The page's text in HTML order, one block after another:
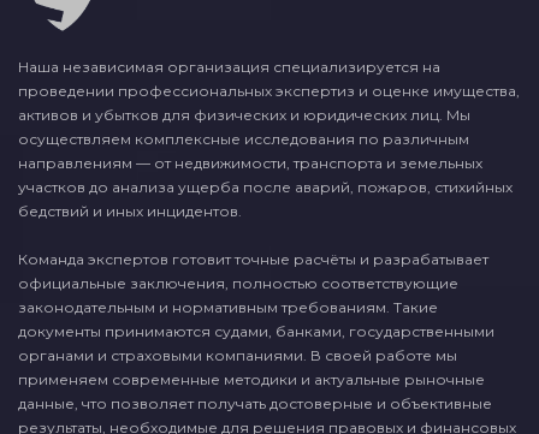
Наша независимая организация специализируется на
проведении профессиональных экспертиз и оценке имущества,
активов и убытков для физических и юридических лиц. Мы
осуществляем комплексные исследования по различным
направлениям — от недвижимости, транспорта и земельных
участков до анализа ущерба после аварий, пожаров, стихийных
бедствий и иных инцидентов.
Команда экспертов готовит точные расчёты и разрабатывает
официальные заключения, полностью соответствующие
законодательным и нормативным требованиям. Такие
документы принимаются судами, банками, государственными
органами и страховыми компаниями. В своей работе мы
применяем современные методики и актуальные рыночные
данные, что позволяет получать достоверные и объективные
результаты, необходимые для решения правовых и финансовых